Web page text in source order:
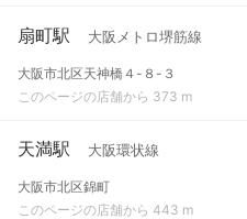
扇町駅 大阪メトロ堺筋線
大阪市北区天神橋４-８-３
このページの店舗から 373 m
天満駅 大阪環状線
大阪市北区錦町
このページの店舗から 443 m